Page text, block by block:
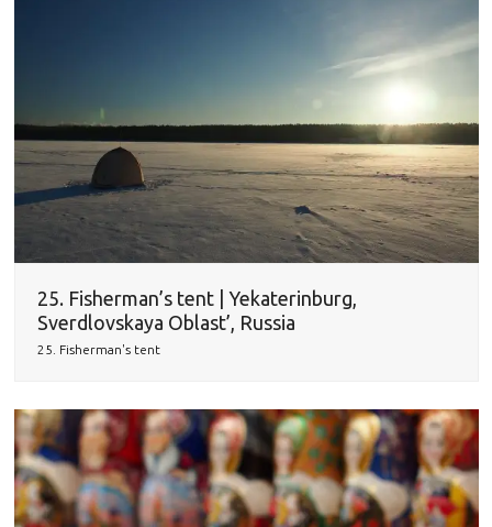
25. Fisherman’s tent | Yekaterinburg,
Sverdlovskaya Oblast’, Russia
25. Fisherman's tent